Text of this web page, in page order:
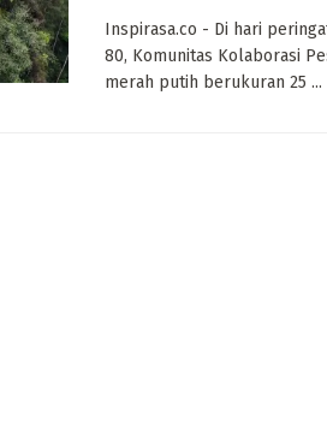
Inspirasa.co - Di hari
80, Komunitas Kolaborasi
merah putih berukuran 25 ...